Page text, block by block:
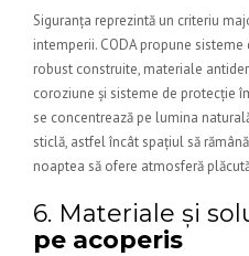
Siguranța reprezintă un criteriu
intemperii. CODA propune
robust construite, materiale
coroziune și sisteme de protecție
se concentrează pe lumina
sticlă, astfel încât spațiul să
noaptea să ofere atmosferă
6. Materiale și
pe acoperis